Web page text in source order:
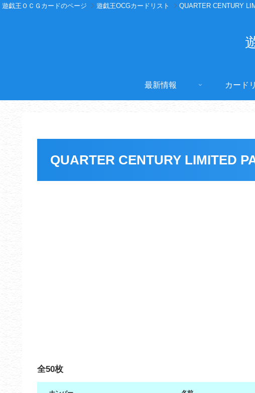
遊戯王ＯＣＧカードのページ 遊戯王OCGカードリスト QUARTER CENTURY
最新情報 カード
QUARTER CENTURY LIMITED
全50枚